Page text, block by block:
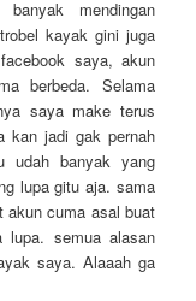
mendingan
kayak gini juga
saya, akun
berbeda. Selama
saya make terus
kan jadi gak pernah
udah banyak yang
lupa gitu aja. sama
akun cuma asal buat
semua alasan
saya. Alaaah ga